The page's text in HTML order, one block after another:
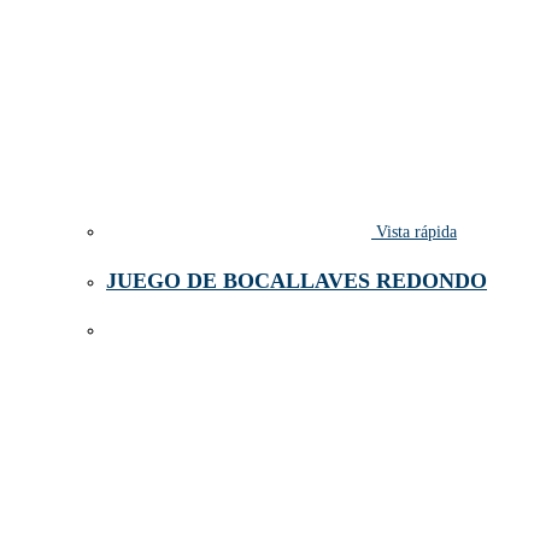
Vista rápida
JUEGO DE BOCALLAVES REDONDO